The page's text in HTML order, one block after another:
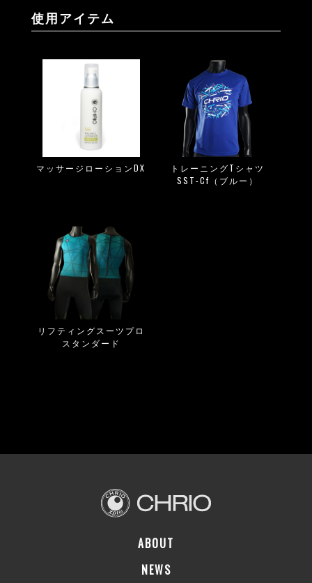
使用アイテム
マッサージローションDX
トレーニングTシャツ
SST-Cf（ブルー）
リフティングスーツプロ
スタンダード
ABOUT
NEWS